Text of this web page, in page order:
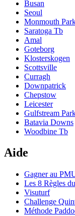
Busan
Seoul
Monmouth
Saratoga Tb
Amal
Goteborg
Klosterskogen
Scottsville
Curragh
Downpatrick
Chepstow
Leicester
Gulfstream
Batavia Downs
Woodbine Tb
Aide
Gagner au
Les 8 Règles
Visuturf
Challenge
Méthode